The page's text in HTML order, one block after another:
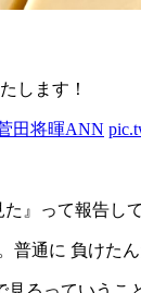
します！
田将暉ANN
』って報告し
通に 負けた